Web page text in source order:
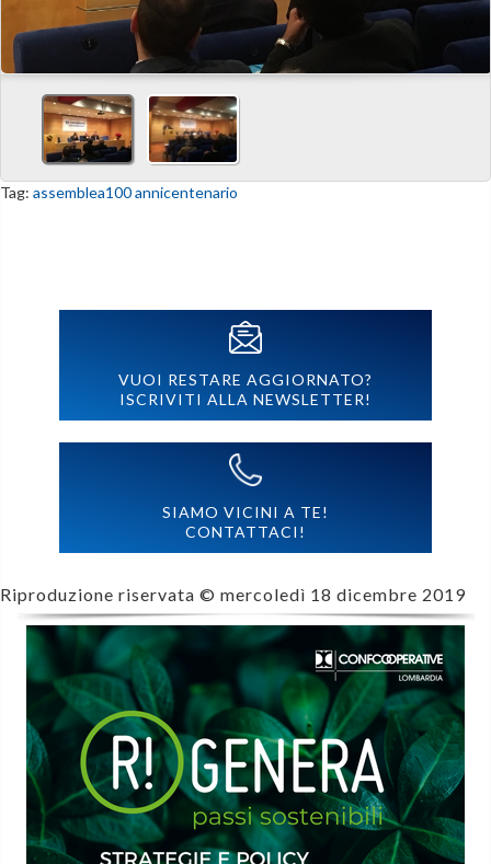
Tag: assemblea100 annicentenario
VUOI RESTARE AGGIORNATO?
ISCRIVITI ALLA NEWSLETTER!
SIAMO VICINI A TE!
CONTATTACI!
Riproduzione riservata © mercoledì 18 dicembre 2019